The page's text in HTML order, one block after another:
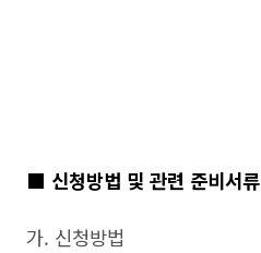
■ 신청방법 및 관련 준비서류
가. 신청방법